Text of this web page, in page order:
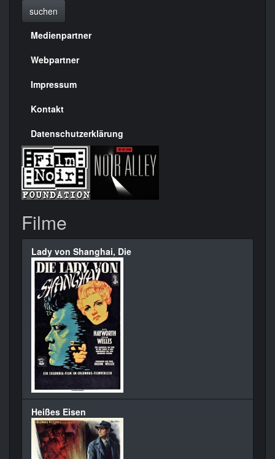
suchen
Menülinks
rechte
Seite
Medienpartner
Webpartner
Impressum
Kontakt
Datenschutzerklärung
Filme
Lady von Shanghai, Die
Heißes Eisen